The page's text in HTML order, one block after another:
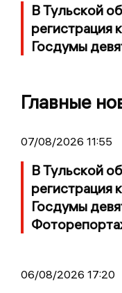
В Тульской
регистрация
Госдумы
Главные
07/08/2026 11:55
В Тульской
регистрация
Госдумы
06/08/2026 17:20